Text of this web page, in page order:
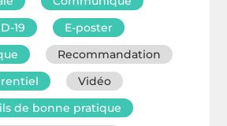
19
E-poster
Recommandation
Vidéo
de bonne pratique